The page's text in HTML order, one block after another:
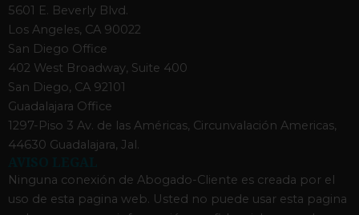
5601 E. Beverly Blvd.
Los Angeles, CA 90022
San Diego Office
402 West Broadway, Suite 400
San Diego, CA 92101
Guadalajara Office
1297-Piso 3 Av. de las Américas, Circunvalación Americas,
44630 Guadalajara, Jal.
Ninguna conexión de Abogado-Cliente es creada por el
uso de esta pagina web. Usted no puede usar esta pagina